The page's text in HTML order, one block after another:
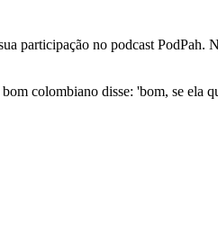
participação no podcast PodPah.
colombiano disse: 'bom, se ela